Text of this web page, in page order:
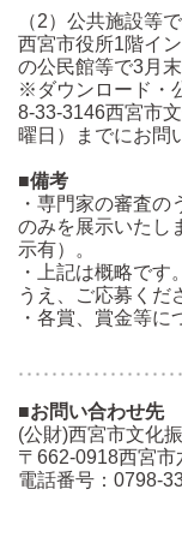
（2）公共施設等
西宮市役所1階イ
の公民館等で3月
※ダウンロード・
8-33-3146西宮市
曜日）までにお問
■備考
・専門家の審査
のみを展示いたし
示有）。
・上記は概略で
うえ、ご応募くだ
・各賞、賞金等に
■お問い合わせ先
(公財)西宮市文化
〒662-0918西宮市
電話番号：0798-